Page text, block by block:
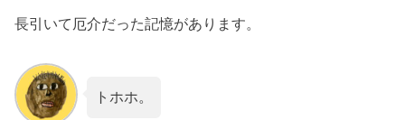
長引いて厄介だった記憶があります。
トホホ。